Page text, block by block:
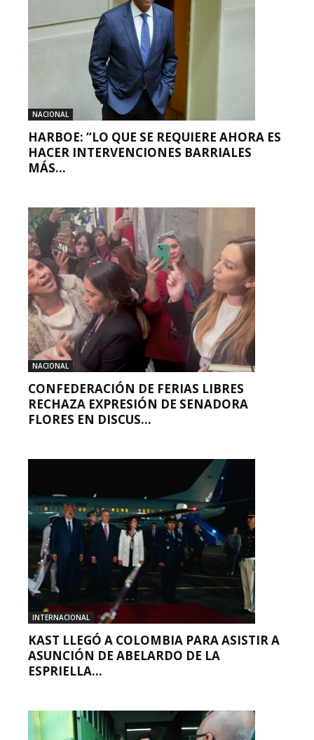
NACIONAL
HARBOE: “LO QUE SE REQUIERE AHORA ES
HACER INTERVENCIONES BARRIALES
MÁS...
NACIONAL
CONFEDERACIÓN DE FERIAS LIBRES
RECHAZA EXPRESIÓN DE SENADORA
FLORES EN DISCUS...
INTERNACIONAL
KAST LLEGÓ A COLOMBIA PARA ASISTIR A
ASUNCIÓN DE ABELARDO DE LA
ESPRIELLA...